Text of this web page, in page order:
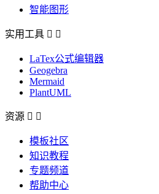
智能图形
实用工具  
LaTex公式编辑器
Geogebra
Mermaid
PlantUML
资源  
模板社区
知识教程
专题频道
帮助中心